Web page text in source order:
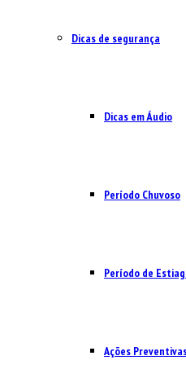
Dicas de segurança
Dicas em Áudio
Período Chuvoso
Período de
Ações